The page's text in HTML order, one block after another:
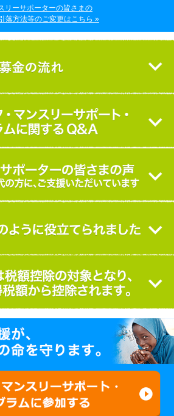
リーサポーターの皆さまの
落方法等のご変更はこちら »